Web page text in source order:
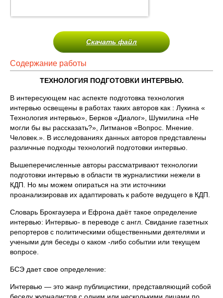
Скачать файл
Содержание работы
ТЕХНОЛОГИЯ ПОДГОТОВКИ ИНТЕРВЬЮ.
В интересующем нас аспекте подготовка технология
интервью освещены в работах таких авторов как : Лукина «
Технология интервью», Берков «Диалог», Шумилина «Не
могли бы вы рассказать?», Литманов «Вопрос. Мнение.
Человек.». В исследованиях данных авторов представлены
различные подходы технологий подготовки интервью.
Вышеперечисленные авторы рассматривают технологии
подготовки интервью в области тв журналистики нежели в
КДП. Но мы можем опираться на эти источники
проанализировав их адаптировать к работе ведущего в КДП.
Словарь Брокгаузера и Ефрона даёт такое определение
интервью: Интервью- в переводе с англ. Свидание газетных
репортеров с политическими общественными деятелями и
учеными для беседы о каком -либо событии или текущем
вопросе.
БСЭ дает свое определение:
Интервью — это жанр публицистики, представляющий собой